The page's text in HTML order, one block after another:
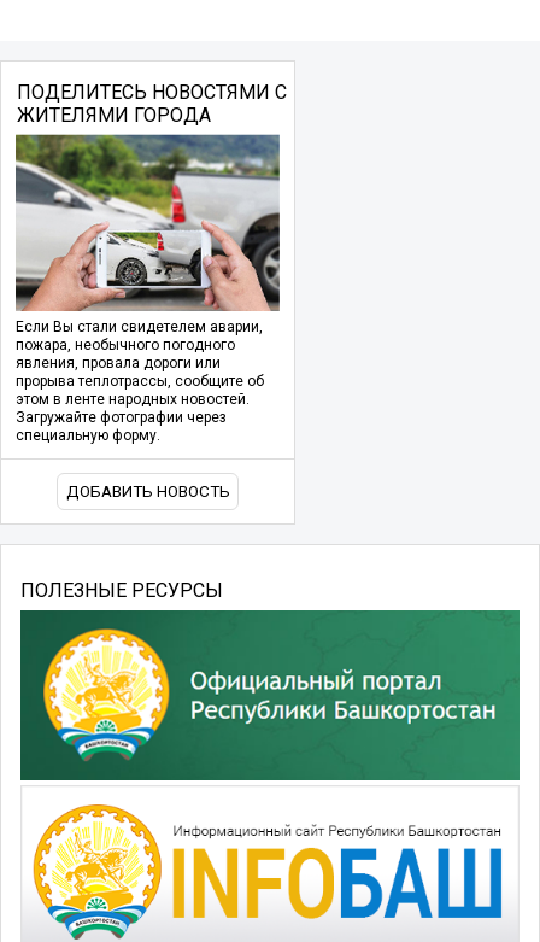
ПОДЕЛИТЕСЬ НОВОСТЯМИ С
ЖИТЕЛЯМИ ГОРОДА
Если Вы стали свидетелем аварии,
пожара, необычного погодного
явления, провала дороги или
прорыва теплотрассы, сообщите об
этом в ленте народных новостей.
Загружайте фотографии через
специальную форму.
ДОБАВИТЬ НОВОСТЬ
ПОЛЕЗНЫЕ РЕСУРСЫ